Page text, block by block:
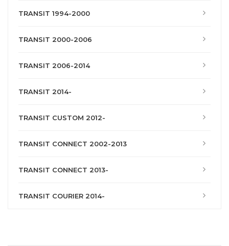
TRANSIT 1994-2000
TRANSIT 2000-2006
TRANSIT 2006-2014
TRANSIT 2014-
TRANSIT CUSTOM 2012-
TRANSIT CONNECT 2002-2013
TRANSIT CONNECT 2013-
TRANSIT COURIER 2014-